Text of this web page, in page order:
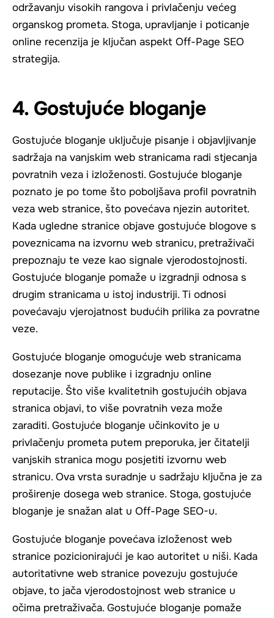
održavanju visokih rangova i privlačenju većeg
organskog prometa. Stoga, upravljanje i poticanje
online recenzija je ključan aspekt Off-Page SEO
strategija.
4. Gostujuće bloganje
Gostujuće bloganje uključuje pisanje i objavljivanje
sadržaja na vanjskim web stranicama radi stjecanja
povratnih veza i izloženosti. Gostujuće bloganje
poznato je po tome što poboljšava profil povratnih
veza web stranice, što povećava njezin autoritet.
Kada ugledne stranice objave gostujuće blogove s
poveznicama na izvornu web stranicu, pretraživači
prepoznaju te veze kao signale vjerodostojnosti.
Gostujuće bloganje pomaže u izgradnji odnosa s
drugim stranicama u istoj industriji. Ti odnosi
povećavaju vjerojatnost budućih prilika za povratne
veze.
Gostujuće bloganje omogućuje web stranicama
dosezanje nove publike i izgradnju online
reputacije. Što više kvalitetnih gostujućih objava
stranica objavi, to više povratnih veza može
zaraditi. Gostujuće bloganje učinkovito je u
privlačenju prometa putem preporuka, jer čitatelji
vanjskih stranica mogu posjetiti izvornu web
stranicu. Ova vrsta suradnje u sadržaju ključna je za
proširenje dosega web stranice. Stoga, gostujuće
bloganje je snažan alat u Off-Page SEO-u.
Gostujuće bloganje povećava izloženost web
stranice pozicionirajući je kao autoritet u niši. Kada
autoritativne web stranice povezuju gostujuće
objave, to jača vjerodostojnost web stranice u
očima pretraživača. Gostujuće bloganje pomaže